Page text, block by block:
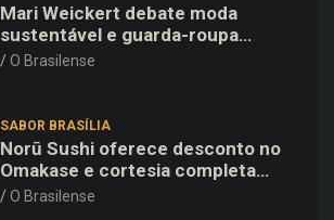
Mari Weickert debate moda
sustentável e guarda-roupa
inteligente no ParkShopping
O Brasilense
SABOR BRASÍLIA
Norū Sushi oferece desconto no
Omakase e cortesia completa
para os pais neste domingo
O Brasilense